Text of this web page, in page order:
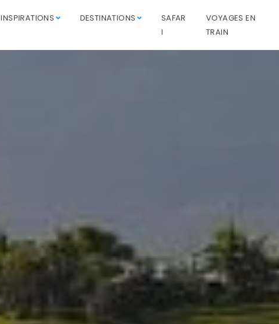
INSPIRATIONS DESTINATIONS
SAFAR
I
VOYAGES EN
TRAIN